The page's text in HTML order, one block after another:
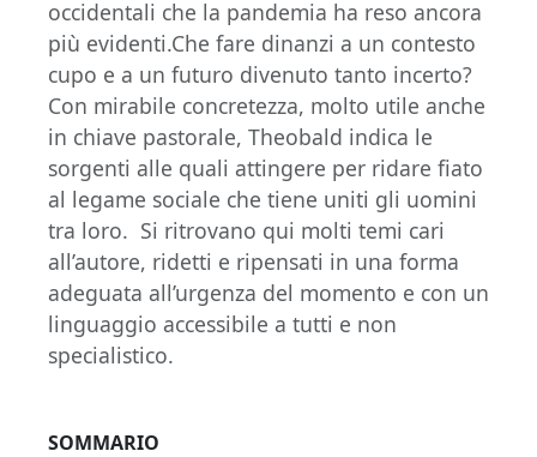
occidentali che la pandemia ha reso ancora
più evidenti.Che fare dinanzi a un contesto
cupo e a un futuro divenuto tanto incerto?
Con mirabile concretezza, molto utile anche
in chiave pastorale, Theobald indica le
sorgenti alle quali attingere per ridare fiato
al legame sociale che tiene uniti gli uomini
tra loro. Si ritrovano qui molti temi cari
all’autore, ridetti e ripensati in una forma
adeguata all’urgenza del momento e con un
linguaggio accessibile a tutti e non
specialistico.
SOMMARIO